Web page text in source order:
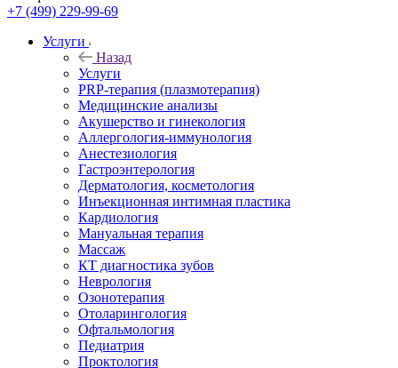
+7 (499) 229-99-69
Услуги
Назад
Услуги
PRP-терапия (плазмотерапия)
Медицинские анализы
Акушерство и гинекология
Аллергология-иммунология
Анестезиология
Гастроэнтерология
Дерматология, косметология
Инъекционная интимная пластика
Кардиология
Мануальная терапия
Массаж
КТ диагностика зубов
Неврология
Озонотерапия
Отоларингология
Офтальмология
Педиатрия
Проктология